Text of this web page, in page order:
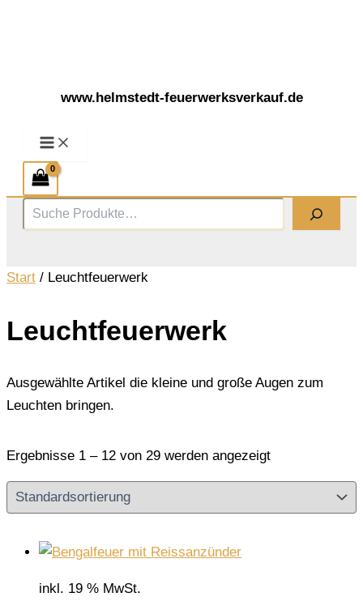
www.helmstedt-feuerwerksverkauf.de
Suchen
Start / Leuchtfeuerwerk
Leuchtfeuerwerk
Ausgewählte Artikel die kleine und große Augen zum
Leuchten bringen.
Ergebnisse 1 – 12 von 29 werden angezeigt
inkl. 19 % MwSt.